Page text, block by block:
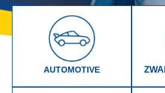
AUTOMOTIVE